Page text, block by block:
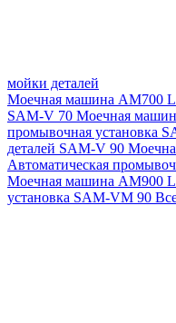
мойки деталей
Моечная машина AM700
SAM-V 70 Моечная
промывочная установка
деталей SAM-V 90
Автоматическая
Моечная машина AM900
установка SAM-VM 90